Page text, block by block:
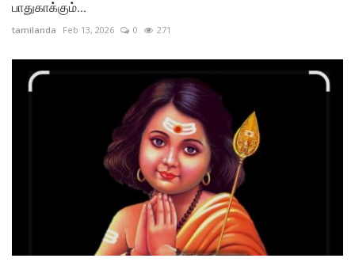
பாதுகாக்கும்...
tamilanda Feb 13, 2026 0 271